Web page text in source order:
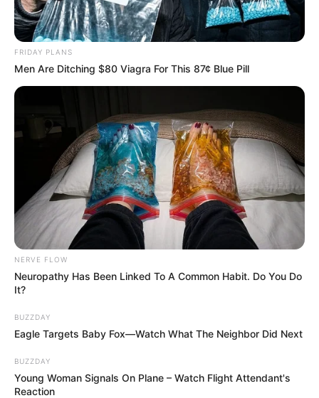
FRIDAY PLANS
Men Are Ditching $80 Viagra For This 87¢ Blue Pill
NERVE FLOW
Neuropathy Has Been Linked To A Common Habit. Do You Do
It?
BUZZDAY
Eagle Targets Baby Fox—Watch What The Neighbor Did Next
BUZZDAY
Young Woman Signals On Plane – Watch Flight Attendant's
Reaction